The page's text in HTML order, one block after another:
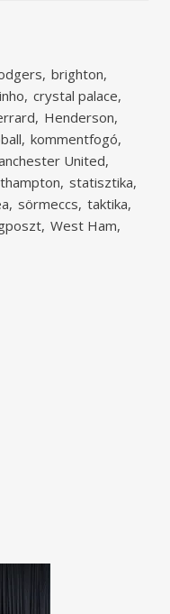
brighton
crystal palace
Henderson
kommentfogó
United
statisztika
sörmeccs taktika
West Ham